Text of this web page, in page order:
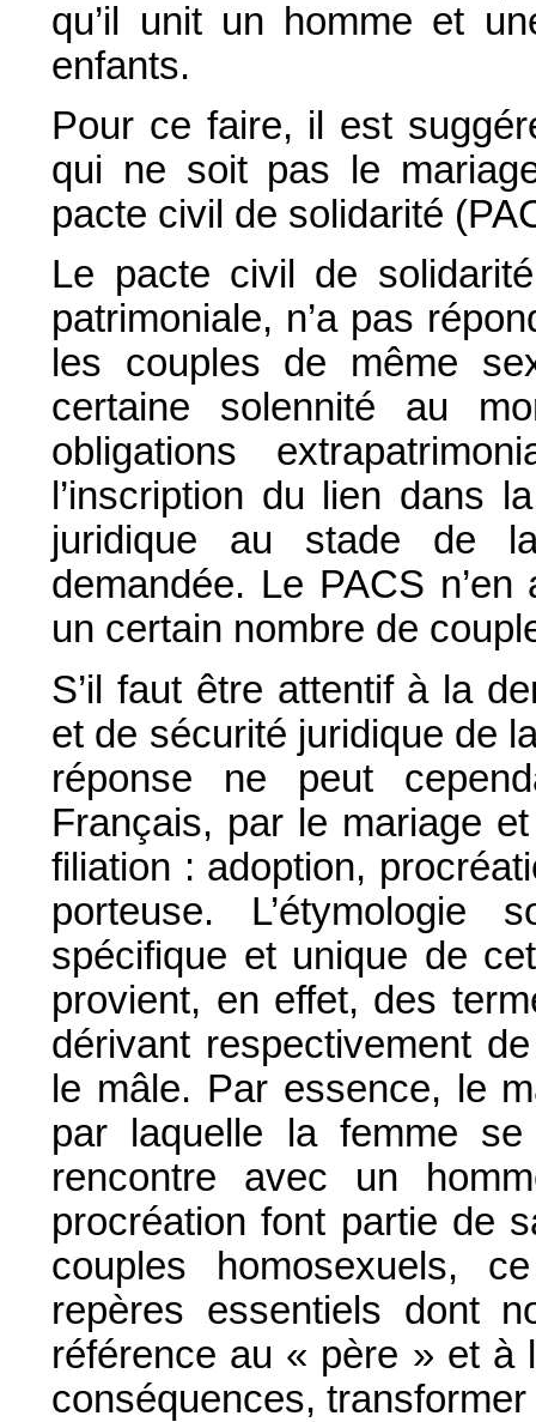
qu’il unit un homme et
enfants.
Pour ce faire, il est
qui ne soit pas le
pacte civil de solidarité
Le pacte civil de
patrimoniale, n’a pas
les couples de même
certaine solennité au
obligations
l’inscription du lien dans
juridique au stade de
demandée. Le PACS
un certain nombre de
S’il faut être attentif à la
et de sécurité juridique de
réponse ne peut
Français, par le mariage
filiation : adoption,
porteuse. L’étymologie
spécifique et unique de
provient, en effet, des
dérivant respectivement
le mâle. Par essence, le
par laquelle la femme
rencontre avec un
procréation font partie de
couples homosexuels,
repères essentiels dont
référence au « père » et à
conséquences,